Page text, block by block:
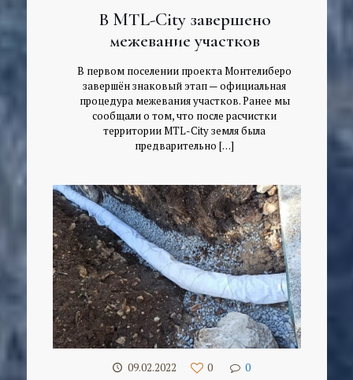
В MTL-City завершено
межевание участков
В первом поселении проекта Монтелиберо
завершён знаковый этап — официальная
процедура межевания участков. Ранее мы
сообщали о том, что после расчистки
территории MTL-City земля была
предварительно […]
09.02.2022 0 0